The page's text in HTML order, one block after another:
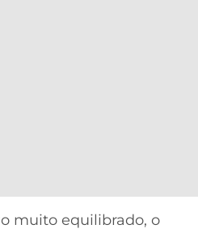
muito equilibrado, o